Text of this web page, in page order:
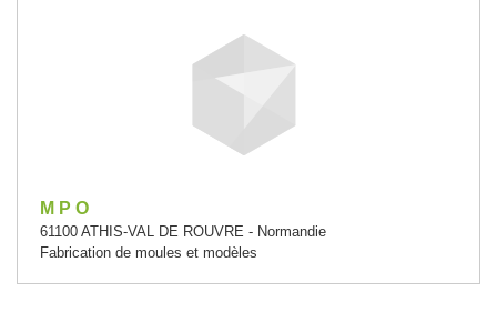
M P O
61100 ATHIS-VAL DE ROUVRE - Normandie
Fabrication de moules et modèles